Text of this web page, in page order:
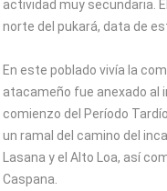
actividad muy secundaria.
norte del pukará, data de
En este poblado vivía la
atacameño fue anexado al
comienzo del Período
un ramal del camino del
Lasana y el Alto Loa, así
Caspana.